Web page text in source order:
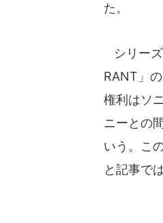
た。
シリー
RANT」
権利はソ
ニーとの
いう。こ
と記事で